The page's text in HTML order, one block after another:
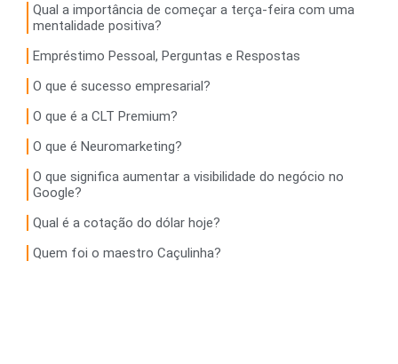
Qual a importância de começar a terça-feira com uma
mentalidade positiva?
Empréstimo Pessoal, Perguntas e Respostas
O que é sucesso empresarial?
O que é a CLT Premium?
O que é Neuromarketing?
O que significa aumentar a visibilidade do negócio no
Google?
Qual é a cotação do dólar hoje?
Quem foi o maestro Caçulinha?